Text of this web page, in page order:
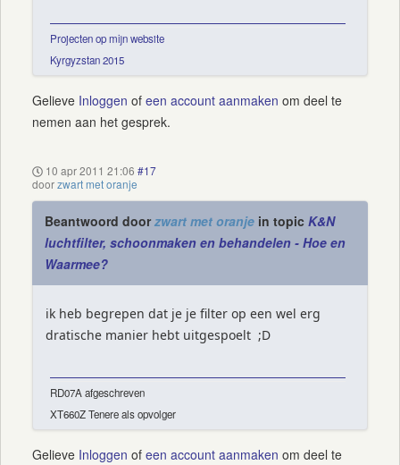
Projecten op mijn website
Kyrgyzstan 2015
Gelieve Inloggen of een account aanmaken om deel te
nemen aan het gesprek.
10 apr 2011 21:06 #17
doorzwart met oranje
Beantwoord doorzwart met oranje in topic K&N
luchtfilter, schoonmaken en behandelen - Hoe en
Waarmee?
ik heb begrepen dat je je filter op een wel erg
dratische manier hebt uitgespoelt ;D
RD07A afgeschreven
XT660Z Tenere als opvolger
Gelieve Inloggen of een account aanmaken om deel te